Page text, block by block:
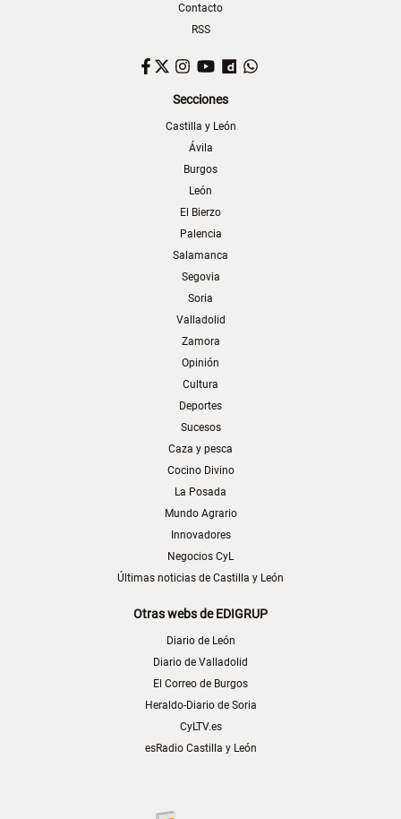
Contacto
RSS
Facebook
TwitterInstagram
YouTubeDailymotion
Secciones
Castilla y León
Ávila
Burgos
León
El Bierzo
Palencia
Salamanca
Segovia
Soria
Valladolid
Zamora
Opinión
Cultura
Deportes
Sucesos
Caza y pesca
Cocino Divino
La Posada
Mundo Agrario
Innovadores
Negocios CyL
Últimas noticias de Castilla y León
Otras webs de EDIGRUP
Diario de León
Diario de Valladolid
El Correo de Burgos
Heraldo-Diario de Soria
CyLTV.es
esRadio Castilla y León